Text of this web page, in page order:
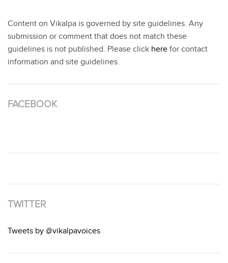
Content on Vikalpa is governed by site guidelines. Any
submission or comment that does not match these
guidelines is not published. Please click here for contact
information and site guidelines.
FACEBOOK
TWITTER
Tweets by @vikalpavoices